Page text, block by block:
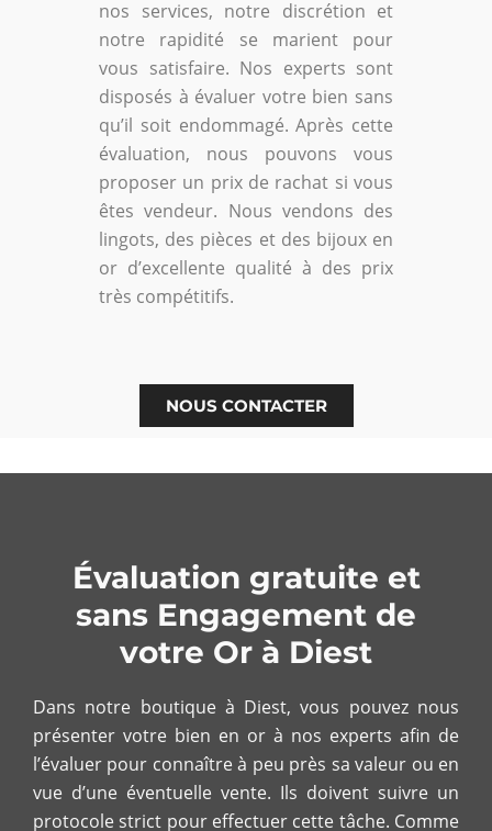
nos services, notre discrétion et
notre rapidité se marient pour
vous satisfaire. Nos experts sont
disposés à évaluer votre bien sans
qu’il soit endommagé. Après cette
évaluation, nous pouvons vous
proposer un prix de rachat si vous
êtes vendeur. Nous vendons des
lingots, des pièces et des bijoux en
or d’excellente qualité à des prix
très compétitifs.
NOUS CONTACTER
Évaluation gratuite et
sans Engagement de
votre Or à Diest
Dans notre boutique à Diest, vous pouvez nous
présenter votre bien en or à nos experts afin de
l’évaluer pour connaître à peu près sa valeur ou en
vue d’une éventuelle vente. Ils doivent suivre un
protocole strict pour effectuer cette tâche. Comme